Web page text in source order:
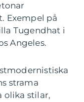
Exempel på
Tugendhat i
Angeles.
strama
olika stilar,